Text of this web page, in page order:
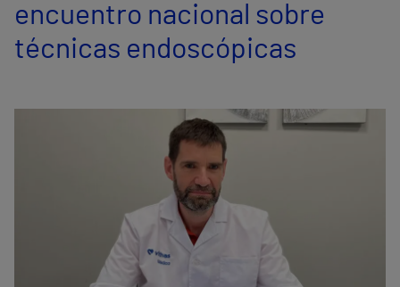
Comunicación
encuentro nacional sobre
técnicas endoscópicas